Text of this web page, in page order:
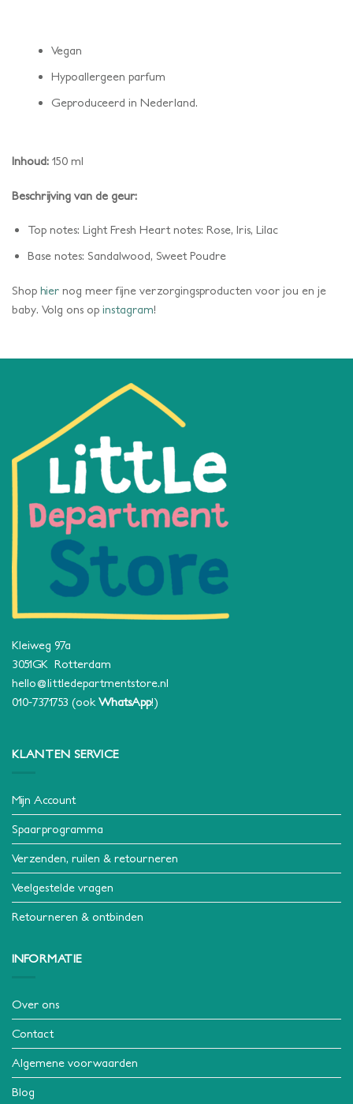
Vegan
Hypoallergeen parfum
Geproduceerd in Nederland.
Inhoud: 150 ml
Beschrijving van de geur:
Top notes: Light Fresh Heart notes: Rose, Iris, Lilac
Base notes: Sandalwood, Sweet Poudre
Shop hier nog meer fijne verzorgingsproducten voor jou en je
baby. Volg ons op instagram!
Kleiweg 97a
3051GK Rotterdam
hello@littledepartmentstore.nl
010-7371753 (ook WhatsApp!)
KLANTEN SERVICE
Mijn Account
Spaarprogramma
Verzenden, ruilen & retourneren
Veelgestelde vragen
Retourneren & ontbinden
INFORMATIE
Over ons
Contact
Algemene voorwaarden
Blog